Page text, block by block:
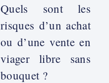
Quels sont les
risques d’un achat
ou d’une vente en
viager libre sans
bouquet ?